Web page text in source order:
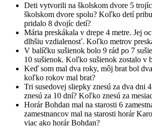
Deti vytvorili na školskom dvore 5
školskom dvore spolu? Koľko detí
pridalo 8 dvojíc detí?
Mária preskákala v drepe 4 metre. Jej
dlhšiu vzdialenosť. Koľko metrov
V balíčku sušienok bolo 9 rád po 7
10 sušienok. Koľko sušienok zostalo v
Keď som mal dva roky, môj brat bol
koľko rokov mal brat?
Tri susedovej sliepky znesú za dva dni
znesú za 10 dní? Koľko znesú za
Horár Bohdan mal na starosti 6
zamestnancov mal na starosti horár
viac ako horár Bohdan?